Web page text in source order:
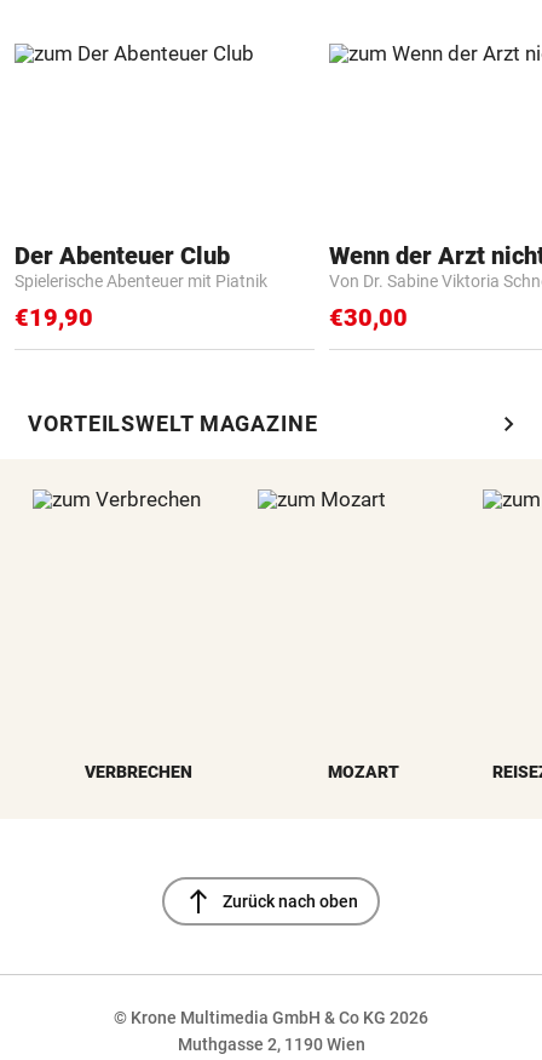
Der Abenteuer Club
Spielerische Abenteuer mit Piatnik
€19,90
Von Dr. Sabine Viktoria
€30,00
VORTEILSWELT MAGAZINE chevron_right
VERBRECHEN MOZART
north Zurück nach oben
© Krone Multimedia GmbH & Co KG 2026
Muthgasse 2, 1190 Wien